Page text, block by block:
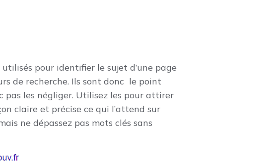
pour identifier le sujet d’une page
de recherche. Ils sont donc le point
pas les négliger. Utilisez les pour attirer
claire et précise ce qui l’attend sur
ne dépassez pas mots clés sans